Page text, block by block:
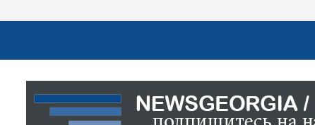
САМАЯ АКТУАЛЬНАЯ ИНФОРМАЦИЯ О СОБЫТИЯХ